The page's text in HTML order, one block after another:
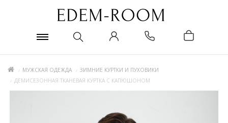
МУЖСКАЯ ОДЕЖДА
ЗИМНИЕ КУРТКИ И ПУХОВИКИ
ДЕМИСЕЗОННАЯ ТКАНЕВАЯ КУРТКА С КАПЮШОНОМ